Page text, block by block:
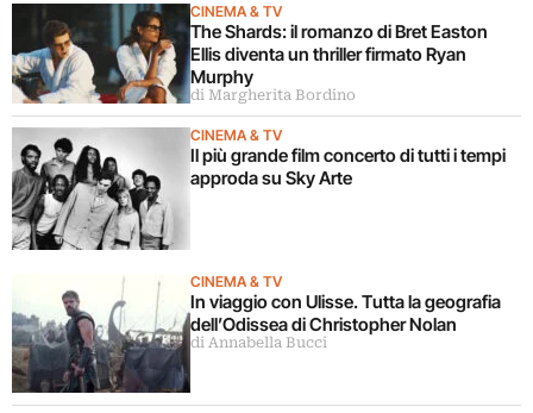
CINEMA & TV
The Shards: il romanzo di Bret Easton
Ellis diventa un thriller firmato Ryan
Murphy
di Margherita Bordino
CINEMA & TV
Il più grande film concerto di tutti i tempi
approda su Sky Arte
CINEMA & TV
In viaggio con Ulisse. Tutta la geografia
dell’Odissea di Christopher Nolan
di Annabella Bucci